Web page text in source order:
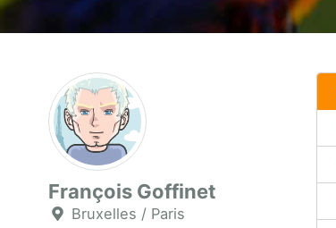
François Goffinet
Bruxelles / Paris